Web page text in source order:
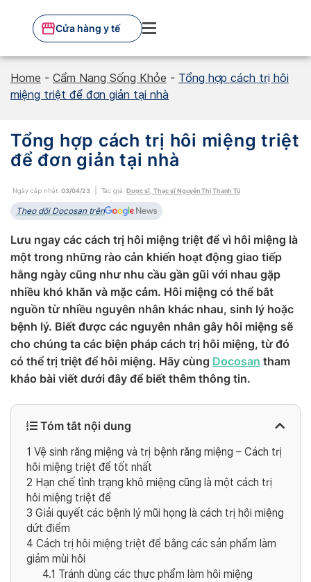
content
Cửa hàng y tế
Home - Cẩm Nang Sống Khỏe - Tổng hợp cách trị hôi
miệng triệt để đơn giản tại nhà
Tổng hợp cách trị hôi miệng triệt
để đơn giản tại nhà
Ngày cập nhật: 03/04/23 Tác giả: Dược sĩ, Thạc sĩ Nguyễn Thị Thanh Tú
Theo dõi Docosan trên
Lưu ngay các cách trị hôi miệng triệt để vì hôi miệng là
một trong những rào cản khiến hoạt động giao tiếp
hằng ngày cũng như nhu cầu gần gũi với nhau gặp
nhiều khó khăn và mặc cảm. Hôi miệng có thể bắt
nguồn từ nhiều nguyên nhân khác nhau, sinh lý hoặc
bệnh lý. Biết được các nguyên nhân gây hôi miệng sẽ
cho chúng ta các biện pháp cách trị hôi miệng, từ đó
có thể trị triệt để hôi miệng. Hãy cùng Docosan tham
khảo bài viết dưới đây để biết thêm thông tin.
Tóm tắt nội dung
1 Vệ sinh răng miệng và trị bệnh răng miệng – Cách trị
hôi miệng triệt để tốt nhất
2 Hạn chế tình trạng khô miệng cũng là một cách trị
hôi miệng triệt để
3 Giải quyết các bệnh lý mũi họng là cách trị hôi miệng
dứt điểm
4 Cách trị hôi miệng triệt để bằng các sản phẩm làm
giảm mùi hôi
4.1 Tránh dùng các thực phẩm làm hôi miệng